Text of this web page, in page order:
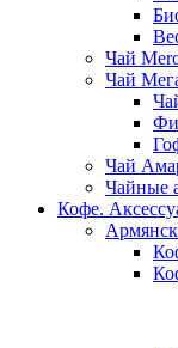
Чай
Чай
Чай
Чайные
Кофе.